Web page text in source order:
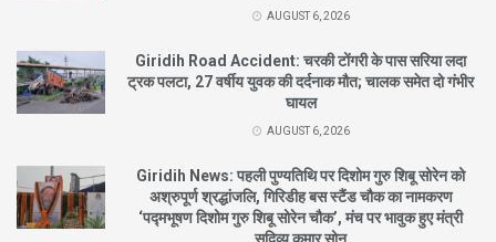
AUGUST 6, 2026
Giridih Road Accident: चरकी टोंगरी के पास सरिया लदा
ट्रक पलटा, 27 वर्षीय युवक की दर्दनाक मौत; चालक समेत दो गंभीर
घायल
AUGUST 6, 2026
Giridih News: पहली पुण्यतिथि पर दिशोम गुरु शिबू सोरेन को
अश्रुपूर्ण श्रद्धांजलि, गिरिडीह बस स्टैंड चौक का नामकरण
‘पद्मभूषण दिशोम गुरु शिबू सोरेन चौक’, मंच पर भावुक हुए मंत्री
सुदिव्य कुमार सोनू